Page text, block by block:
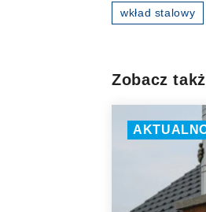
wkład stalowy
Zobacz